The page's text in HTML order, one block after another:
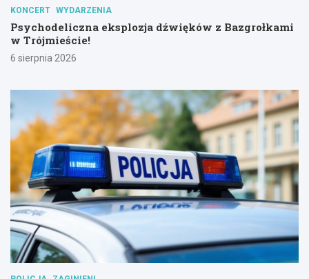
KONCERT WYDARZENIA
Psychodeliczna eksplozja dźwięków z Bazgrołkami
w Trójmieście!
6 sierpnia 2026